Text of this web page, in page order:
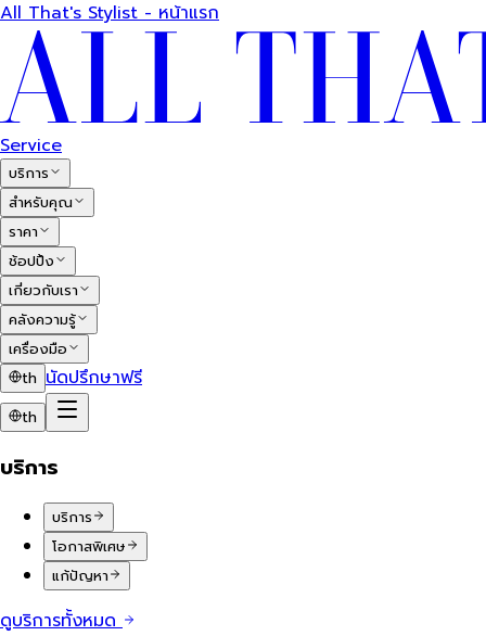
All That's Stylist - หน้าแรก
Service
บริการ
สำหรับคุณ
ราคา
ช้อปปิ้ง
เกี่ยวกับเรา
คลังความรู้
เครื่องมือ
th นัดปรึกษาฟรี
th
บริการ
บริการ
โอกาสพิเศษ
แก้ปัญหา
ดูบริการทั้งหมด